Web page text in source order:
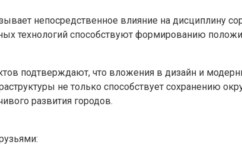
непосредственное влияние на дисциплину
технологий способствуют формированию
подтверждают, что вложения в дизайн и
не только способствует сохранению
развития городов.